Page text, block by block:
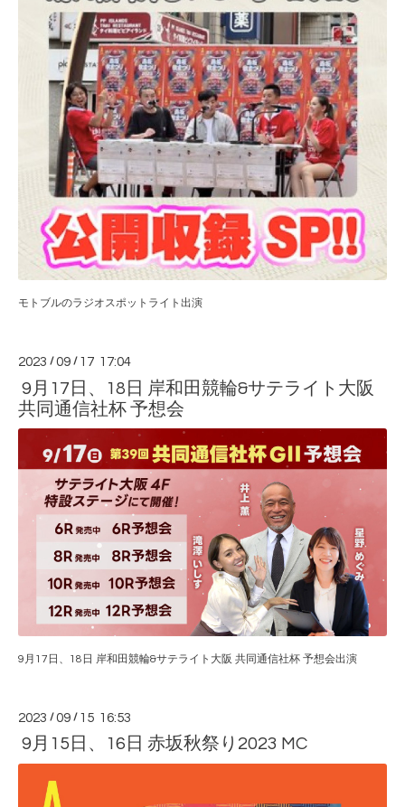
モトブルのラジオスポットライト出演
2023 /09 / 17 17:04
9月17日、18日 岸和田競輪&サテライト大阪
共同通信社杯 予想会
9月17日、18日 岸和田競輪&サテライト大阪 共同通信社杯 予想会出演
2023 /09 / 15 16:53
9月15日、16日 赤坂秋祭り2023 MC